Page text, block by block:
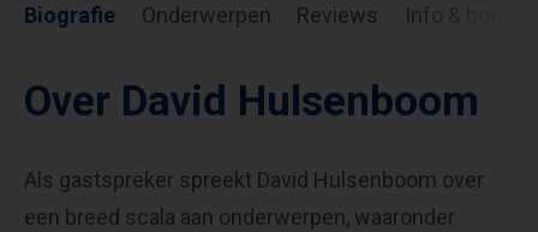
Biografie Onderwerpen Reviews Info &
Over David Hulsenboom
Als gastspreker spreekt David Hulsenboom over
een breed scala aan onderwerpen, waaronder